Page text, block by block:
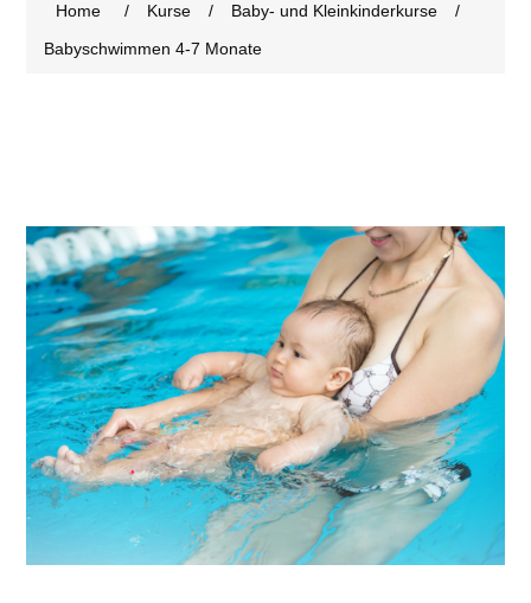
Home / Kurse / Baby- und Kleinkinderkurse
/
Babyschwimmen 4-7 Monate